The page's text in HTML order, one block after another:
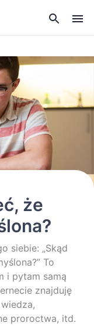
że
siebie: „Skąd
To
i pytam samą
znajduję
proroctwa, itd.